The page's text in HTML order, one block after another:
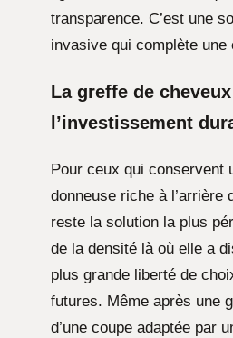
transparence. C’est une
invasive qui complète une
La greffe de
l’investissement
Pour ceux qui conservent
donneuse riche à l’arrière
reste la solution la plus
de la densité là où elle a
plus grande liberté de
futures. Même après une
d’une coupe adaptée par